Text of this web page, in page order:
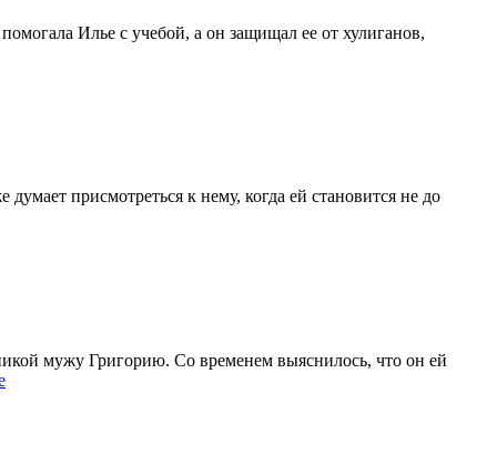
Илье с учебой, а он защищал ее от хулиганов,
присмотреться к нему, когда ей становится не до
мужу Григорию. Со временем выяснилось, что он ей